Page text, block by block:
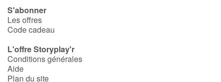
Amour et amitié
Émotions et sentiments
S'abonner
Les offres
Code cadeau
L'offre Storyplay'r
Conditions générales
Aide
Plan du site